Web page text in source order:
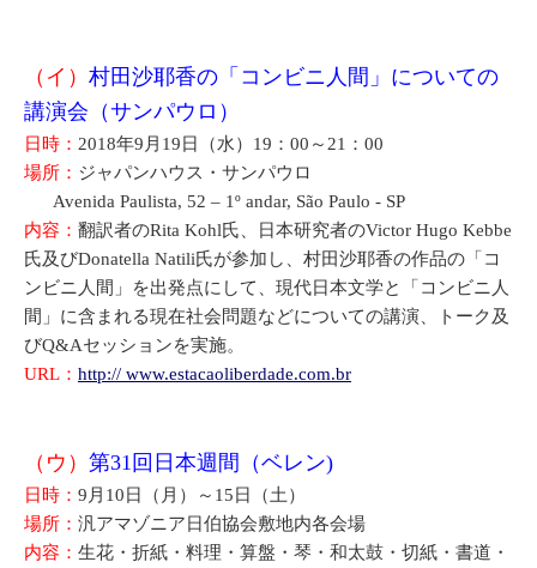
（イ） 村田沙耶香の「コンビニ人間」についての
講演会（サンパウロ）
日時： 2018年9月19日（水）19：00～21：00
場所： ジャパンハウス・サンパウロ
Avenida Paulista, 52 – 1º andar, São Paulo - SP
内容： 翻訳者のRita Kohl氏、日本研究者のVictor Hugo Kebbe
氏及びDonatella Natili氏が参加し、村田沙耶香の作品の「コ
ンビニ人間」を出発点にして、現代日本文学と「コンビニ人
間」に含まれる現在社会問題などについての講演、トーク及
びQ&Aセッションを実施。
URL： http:// www.estacaoliberdade.com.br
（ウ） 第31回日本週間（ベレン)
日時： 9月10日（月）～15日（土）
場所： 汎アマゾニア日伯協会敷地内各会場
内容： 生花・折紙・料理・算盤・琴・和太鼓・切紙・書道・